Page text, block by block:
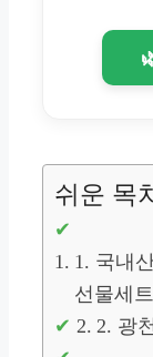
쉬운 목
1. 국내
선물세
2. 광